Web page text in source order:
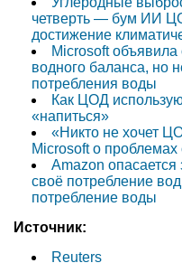
четверть — бум ИИ
достижение
Microsoft
водного баланса, но
потребления воды
Как ЦОД
«напиться»
«Никто не хочет
Microsoft о проблемах
Amazon опасается
своё потребление
потребление воды
Источник:
Reuters